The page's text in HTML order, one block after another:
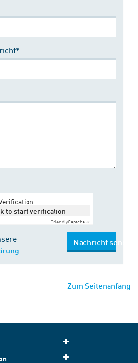
to start verification
FriendlyCaptcha ⇗
Nachricht senden
Zum Seitenanfang